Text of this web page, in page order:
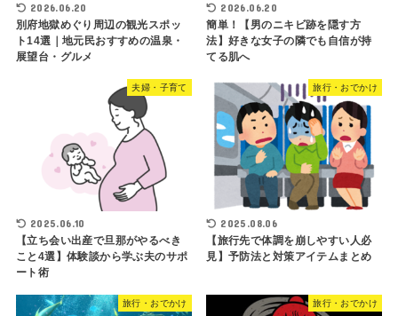
2026.06.20
別府地獄めぐり周辺の観光スポッ
ト14選｜地元民おすすめの温泉・
展望台・グルメ
2026.06.20
簡単！【男のニキビ跡を隠す方
法】好きな女子の隣でも自信が持
てる肌へ
夫婦・子育て
2025.06.10
【立ち会い出産で旦那がやるべき
こと4選】体験談から学ぶ夫のサポ
ート術
旅行・おでかけ
2025.08.06
【旅行先で体調を崩しやすい人必
見】予防法と対策アイテムまとめ
旅行・おでかけ 旅行・おでかけ